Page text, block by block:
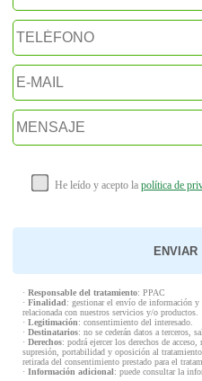
He leído y acepto la política de
· Responsable del tratamiento: PPAC
· Finalidad: gestionar el envío de información y
relacionada con nuestros servicios y/o productos.
· Legitimación: consentimiento del interesado.
· Destinatarios: no se cederán datos a terceros,
· Derechos: podrá ejercer los derechos de
supresión, portabilidad y oposición al
retirada del consentimiento prestado para el
· Información adicional: puede consultar la